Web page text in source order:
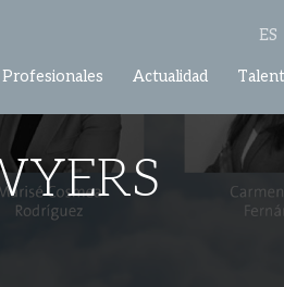
ES
Profesionales Actualidad